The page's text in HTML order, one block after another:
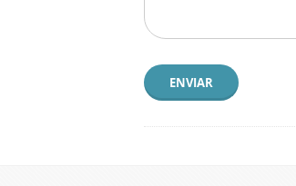
ENVIAR